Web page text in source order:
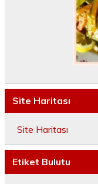
Site Haritası
Site Haritası
Etiket Bulutu